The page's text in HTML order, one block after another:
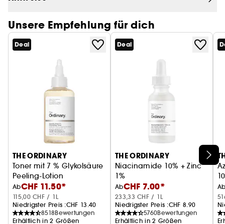
Unsere Empfehlung für dich
Deal
THE ORDINARY
Toner mit 7 % Glykolsäure
Peeling-Lotion
AbCHF 11.50*
115,00 CHF / 1L
Niedrigster Preis :CHF 13.40
8518Bewertungen
Erhältlich in 2 Größen
Deal
THE ORDINARY
Niacinamide 10% + Zinc
1%
Serum gegen Unreinheiten
AbCHF 7.00*
233,33 CHF / 1L
Niedrigster Preis :CHF 8.90
5760Bewertungen
Erhältlich in 2 Größen